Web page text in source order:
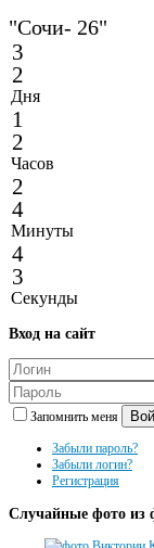
"Сочи- 26"
3
2
Дня
1
2
Часов
2
4
Минуты
4
3
Секунды
Вход на сайт
Запомнить меня
Забыли пароль?
Забыли логин?
Регистрация
Случайные фото из